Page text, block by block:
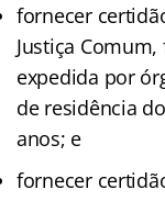
fornecer
Justiça
expedida por
de residência
anos; e
fornecer